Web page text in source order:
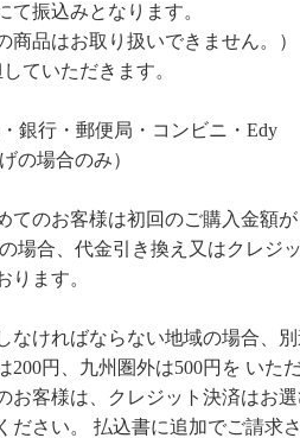
て振込みとなります。
商品はお取り扱いできません。）
ていただきます。
銀行・郵便局・コンビニ・Edy
の場合のみ）
てのお客様は初回のご購入金額が
場合、代金引き換え又はクレジ
ります。
なければならない地域の場合、
200円、九州圏外は500円を いた
お客様は、クレジット決済はお
ださい。 払込書に追加でご請求